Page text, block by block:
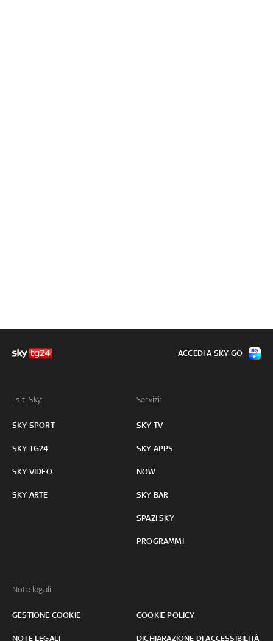
I siti Sky:
SKY SPORT
SKY TG24
SKY VIDEO
SKY ARTE
Servizi:
SKY TV
SKY APPS
NOW
SKY BAR
SPAZI SKY
PROGRAMMI
Note legali:
GESTIONE COOKIE COOKIE POLICY
NOTE LEGALI DICHIARAZIONE DI ACCESSIBILITÀ
ACCEDI A SKY GO